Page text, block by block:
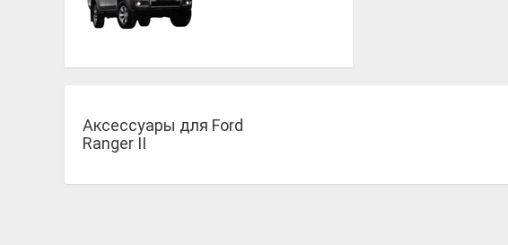
Аксессуары для Ford
Ranger II